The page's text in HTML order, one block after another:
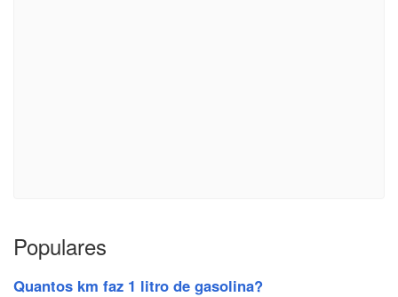
Populares
Quantos km faz 1 litro de gasolina?